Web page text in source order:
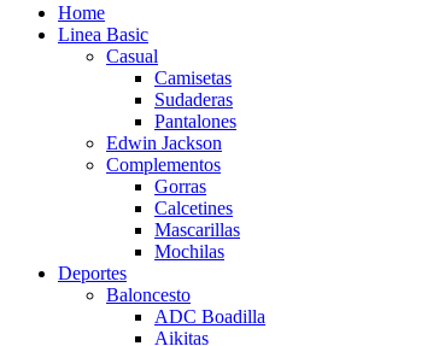
Home
Linea Basic
Casual
Camisetas
Sudaderas
Pantalones
Edwin Jackson
Complementos
Gorras
Calcetines
Mascarillas
Mochilas
Deportes
Baloncesto
ADC Boadilla
Aikitas